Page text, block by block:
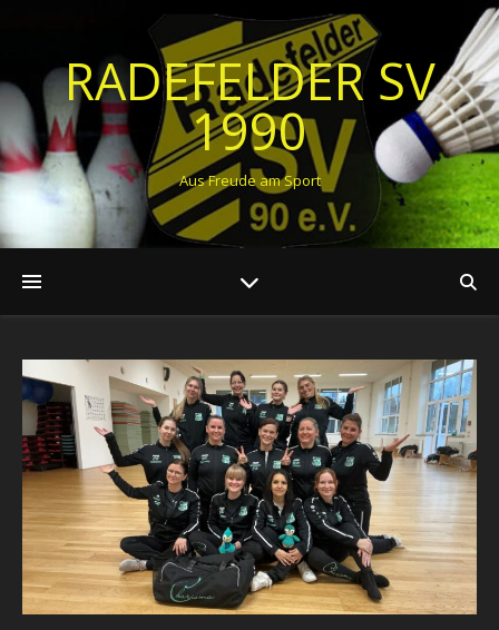
RADEFELDER SV
1990
Aus Freude am Sport